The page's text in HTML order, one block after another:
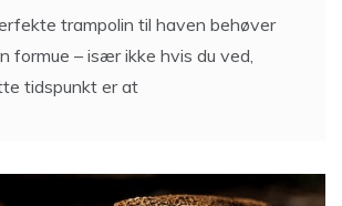
trampolin til haven behøver
formue – især ikke hvis du ved,
tidspunkt er at